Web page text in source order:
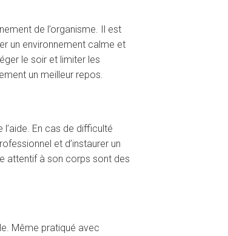
de l’organisme. Il est
un environnement calme et
le soir et limiter les
un meilleur repos.
En cas de difficulté
et d’instaurer un
attentif à son corps sont des
Même pratiqué avec